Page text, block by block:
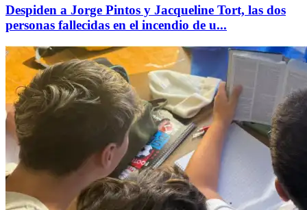
Despiden a Jorge Pintos y Jacqueline Tort, las dos
personas fallecidas en el incendio de u...